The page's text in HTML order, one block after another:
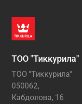
ТОО "Тиккурила"
ТОО "Тиккурила"
050062,
Кабдолова, 16